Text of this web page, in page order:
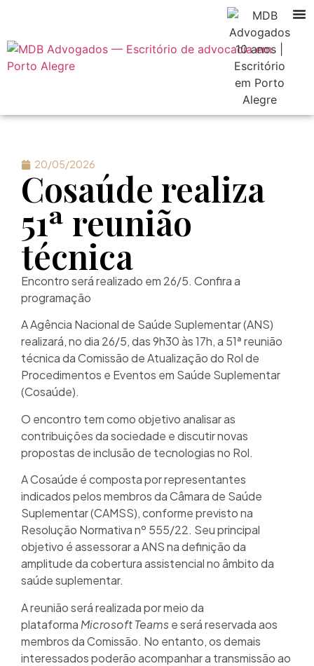
20/05/2026
Cosaúde realiza
51ª reunião
técnica
Encontro será realizado em 26/5. Confira a
programação
A Agência Nacional de Saúde Suplementar (ANS)
realizará, no dia 26/5, das 9h30 às 17h, a 51ª reunião
técnica da Comissão de Atualização do Rol de
Procedimentos e Eventos em Saúde Suplementar
(Cosaúde).
O encontro tem como objetivo analisar as
contribuições da sociedade e discutir novas
propostas de inclusão de tecnologias no Rol.
A Cosaúde é composta por representantes
indicados pelos membros da Câmara de Saúde
Suplementar (CAMSS), conforme previsto na
Resolução Normativa nº 555/22. Seu principal
objetivo é assessorar a ANS na definição da
amplitude da cobertura assistencial no âmbito da
saúde suplementar.
A reunião será realizada por meio da
plataforma Microsoft Teams e será reservada aos
membros da Comissão. No entanto, os demais
interessados poderão acompanhar a transmissão ao